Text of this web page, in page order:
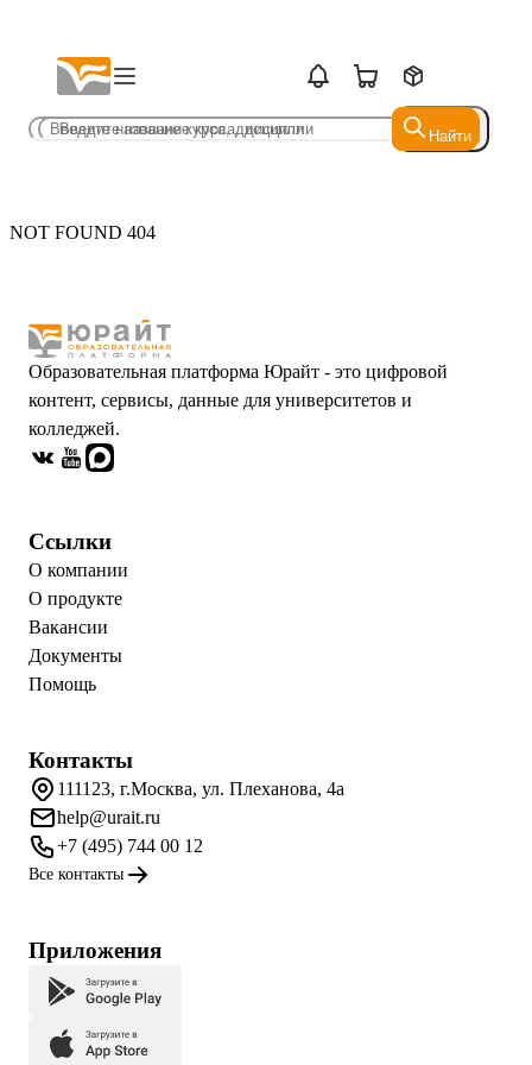
Найти
Найти
NOT FOUND 404
Образовательная платформа Юрайт - это цифровой
контент, сервисы, данные для университетов и
колледжей.
Ссылки
О компании
О продукте
Вакансии
Документы
Помощь
Контакты
111123, г.Москва, ул. Плеханова, 4а
help@urait.ru
+7 (495) 744 00 12
Все контакты
Приложения